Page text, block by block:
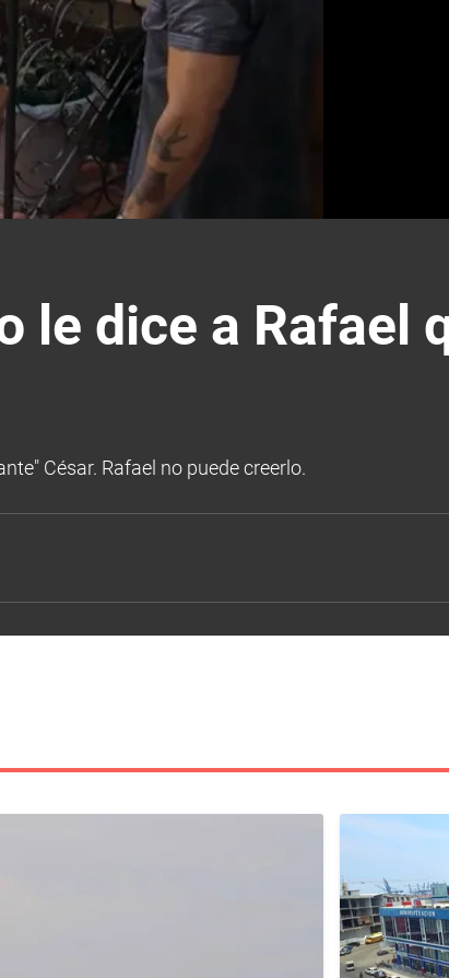
le dice a Rafael
César. Rafael no puede creerlo.